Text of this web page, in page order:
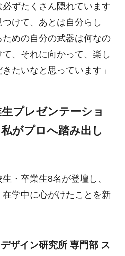
ずたくさん隠れています
けて、あとは自分らし
めの自分の武器は何なの
、それに向かって、楽し
たいなと思っています」
生プレゼンテーショ
がプロへ踏み出し
・卒業生8名が登壇し、
学中に心がけたことを新
ザイン研究所 専門部 ス